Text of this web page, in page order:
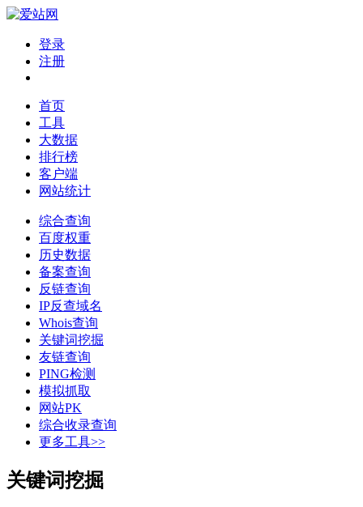
登录
注册
首页
工具
大数据
排行榜
客户端
网站统计
综合查询
百度权重
历史数据
备案查询
反链查询
IP反查域名
Whois查询
关键词挖掘
友链查询
PING检测
模拟抓取
网站PK
综合收录查询
更多工具>>
关键词挖掘